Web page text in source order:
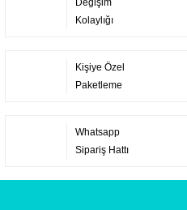
Değişim
Kolaylığı
Kişiye Özel
Paketleme
Whatsapp
Sipariş Hattı